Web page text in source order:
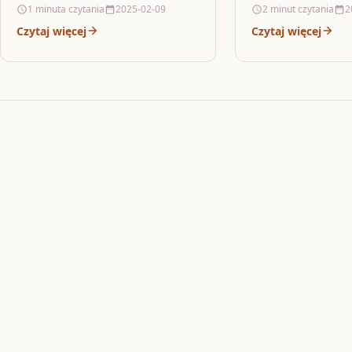
aromat.Zawartość odżywcza w
100g* Wartość energetyczna3700
1 minuta czytania 2025-02-09
Czytaj więcej
profesjonalnego.
składnikiem
2 minut czytania
Czytaj więcej